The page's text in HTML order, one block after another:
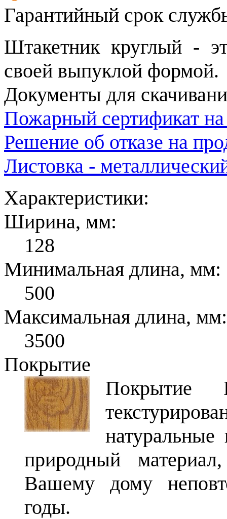
Гарантийный срок
Штакетник круглый -
своей выпуклой формой.
Документы для
Пожарный сертификат
Решение об отказе на
Листовка -
Характеристики:
Ширина, мм:
128
Минимальная длина, мм:
500
Максимальная длина, мм:
3500
Покрытие
природный
Вашему дому
годы.